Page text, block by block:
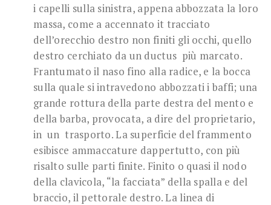
i capelli sulla sinistra, appena abbozzata la loro
massa, come a accennato it tracciato
dell’orecchio destro non finiti gli occhi, quello
destro cerchiato da un ductus più marcato.
Frantumato il naso fino alla radice, e la bocca
sulla quale si intravedono abbozzati i baffi; una
grande rottura della parte destra del mento e
della barba, provocata, a dire del proprietario,
in un trasporto. La superficie del frammento
esibisce ammaccature dappertutto, con più
risalto sulle parti finite. Finito o quasi il nodo
della clavicola, “la facciata” della spalla e del
braccio, il pettorale destro. La linea di